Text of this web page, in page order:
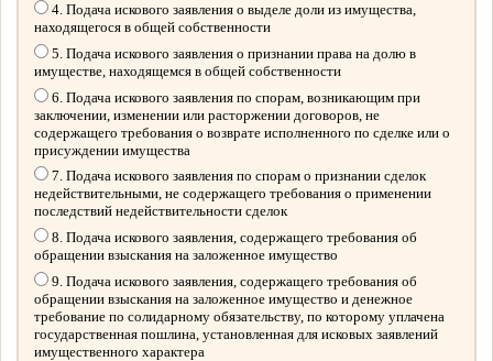
4. Подача искового заявления о выделе доли из имущества,
находящегося в общей собственности
5. Подача искового заявления о признании права на долю в
имуществе, находящемся в общей собственности
6. Подача искового заявления по спорам, возникающим при
заключении, изменении или расторжении договоров, не
содержащего требования о возврате исполненного по сделке или о
присуждении имущества
7. Подача искового заявления по спорам о признании сделок
недействительными, не содержащего требования о применении
последствий недействительности сделок
8. Подача искового заявления, содержащего требования об
обращении взыскания на заложенное имущество
9. Подача искового заявления, содержащего требования об
обращении взыскания на заложенное имущество и денежное
требование по солидарному обязательству, по которому уплачена
государственная пошлина, установленная для исковых заявлений
имущественного характера